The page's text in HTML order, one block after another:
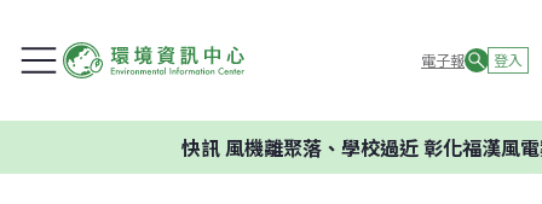
電子報 登入
快訊風機離聚落、學校過近 彰化福漢風電